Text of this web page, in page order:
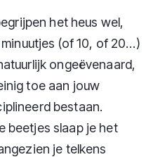
het heus wel,
(of 10, of 20…)
ongeëvenaard,
toe aan jouw
bestaan.
beetjes slaap je het
je telkens